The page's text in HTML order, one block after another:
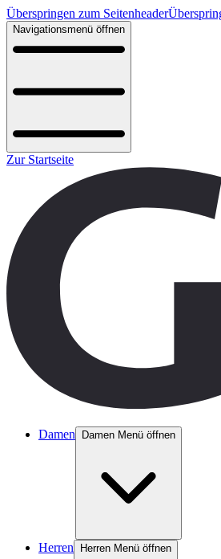
Überspringen zum Seitenheader
Navigationsmenü öffnen
Zur Startseite
Damen Damen Menü öffnen
Herren Herren Menü öffnen